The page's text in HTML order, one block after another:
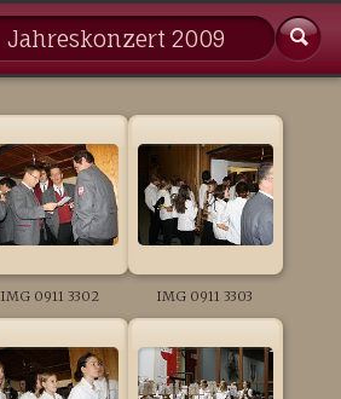
Jahreskonzert 2009
IMG 0911 3302 IMG 0911 3303